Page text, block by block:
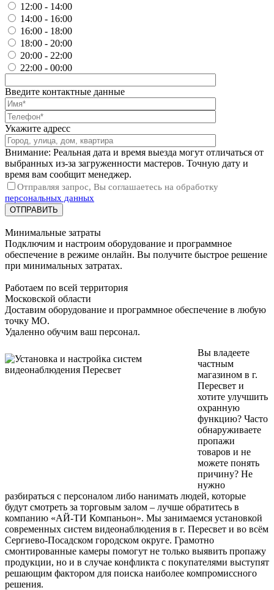
12:00 - 14:00
14:00 - 16:00
16:00 - 18:00
18:00 - 20:00
20:00 - 22:00
22:00 - 00:00
Введите контактные данные
Укажите адресс
Внимание: Реальная дата и время выезда могут отличаться от
выбранных из-за загруженности мастеров. Точную дату и
время вам сообщит менеджер.
Отправляя запрос, Вы соглашаетесь на обработку
персональных данных
Минимальные затраты
Подключим и настроим оборудование и программное
обеспечение в режиме онлайн. Вы получите быстрое решение
при минимальных затратах.
Работаем по всей территория
Московской области
Доставим оборудование и программное обеспечение в любую
точку МО.
Удаленно обучим ваш персонал.
Вы владеете
частным
магазином в г.
Пересвет и
хотите улучшить
охранную
функцию? Часто
обнаруживаете
пропажи
товаров и не
можете понять
причину? Не
нужно
разбираться с персоналом либо нанимать людей, которые
будут смотреть за торговым залом – лучше обратитесь в
компанию «АЙ-ТИ Компаньон». Мы занимаемся установкой
современных систем видеонаблюдения в г. Пересвет и во всём
Сергиево-Посадском городском округе. Грамотно
смонтированные камеры помогут не только выявить пропажу
продукции, но и в случае конфликта с покупателями выступят
решающим фактором для поиска наиболее компромиссного
решения.